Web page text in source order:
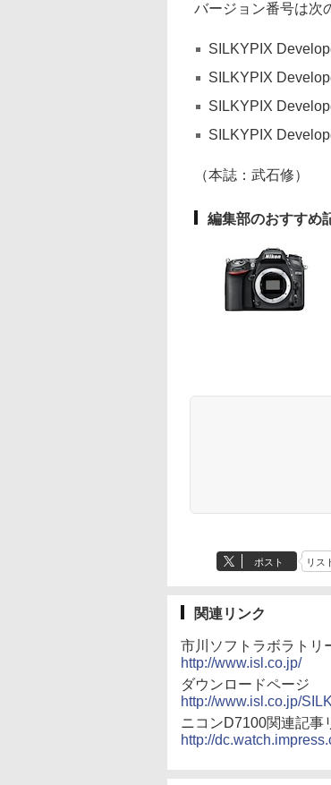
バージョン番号は次
SILKYPIX
SILKYPIX
SILKYPIX
SILKYPIX
（本誌：武石修）
編集部のおすすめ
ポスト リス
関連リンク
市川ソフトラボラトリ
http://www.isl.co.jp/
ダウンロードページ
http://www.isl.co.jp/
ニコンD7100関連記事
http://